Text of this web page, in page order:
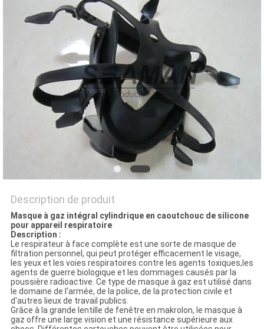
PRIVACY
Description de produit
Masque à gaz intégral cylindrique en caoutchouc de silicone
pour appareil respiratoire
Description :
Le respirateur à face complète est une sorte de masque de
filtration personnel, qui peut protéger efficacement le visage,
les yeux et les voies respiratoires contre les agents toxiques, les
agents de guerre biologique et les dommages causés par la
poussière radioactive. Ce type de masque à gaz est utilisé dans
le domaine de l'armée, de la police, de la protection civile et
d'autres lieux de travail publics.
Grâce à la grande lentille de fenêtre en makrolon, le masque à
gaz offre une large vision et une résistance supérieure aux